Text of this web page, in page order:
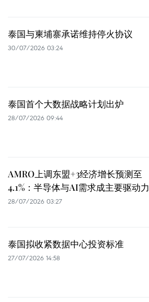
泰国与柬埔寨承诺维持停火协议
30/07/2026 03:24
泰国首个大数据战略计划出炉
28/07/2026 09:44
AMRO上调东盟+3经济增长预测至
4.1%：半导体与AI需求成主要驱动力
28/07/2026 03:27
泰国拟收紧数据中心投资标准
27/07/2026 14:58